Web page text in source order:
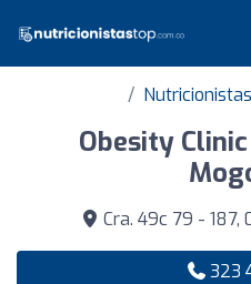
Obesity
Cra. 49c 79 -
323